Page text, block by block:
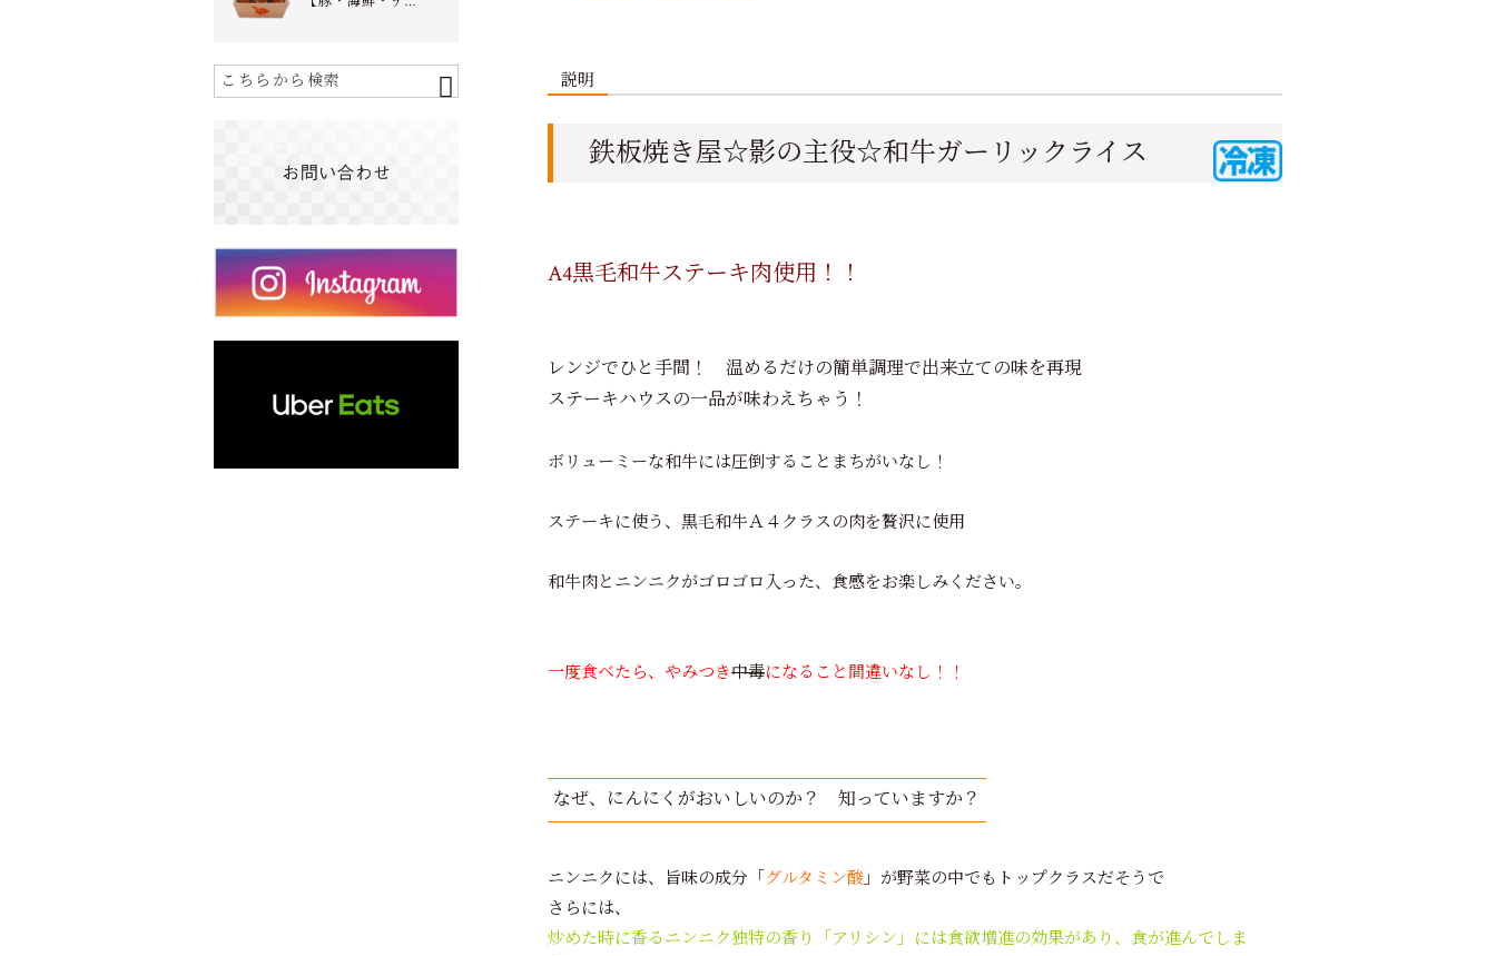
説明
鉄板焼き屋☆影の主役☆和牛ガーリックライス
A4黒毛和牛ステーキ肉使用！！
レンジでひと手間！ 温めるだけの簡単調理で出来立ての味を再現
ステーキハウスの一品が味わえちゃう！
ボリューミーな和牛には圧倒することまちがいなし！
ステーキに使う、黒毛和牛Ａ４クラスの肉を贅沢に使用
和牛肉とニンニクがゴロゴロ入った、食感をお楽しみください。
一度食べたら、やみつき中毒になること間違いなし！！
なぜ、にんにくがおいしいのか？ 知っていますか？
ニンニクには、旨味の成分「 グルタミン酸」が野菜の中でもトップクラスだそうで
さらには、
炒めた時に香る ニンニク独特の香り「アリシン」
には食欲増進の効果があり、食が進んでしま